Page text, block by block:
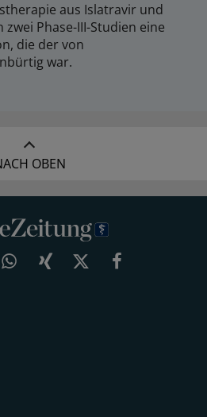
aus Islatravir und
Phase-III-Studien eine
die der von
war.
OBEN